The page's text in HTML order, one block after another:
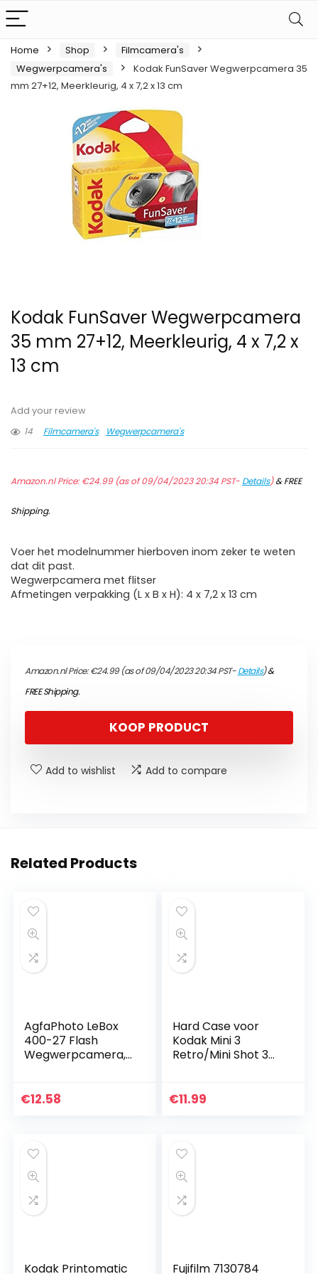
Home Shop
Filmcamera's
Wegwerpcamera's
Kodak FunSaver Wegwerpcamera 35
mm 27+12, Meerkleurig, 4 x 7,2 x 13 cm
Kodak FunSaver Wegwerpcamera
35 mm 27+12, Meerkleurig, 4 x 7,2 x
13 cm
Add your review
14
Filmcamera's Wegwerpcamera's
Amazon.nl Price:€24.99(as of 09/04/2023 20:34 PST- Details)&FREE
Shipping.
Voer het modelnummer hierboven inom zeker te weten
dat dit past.
Wegwerpcamera met flitser
Afmetingen verpakking (L x B x H): 4 x 7,2 x 13 cm
Amazon.nl Price:€24.99(as of 09/04/2023 20:34 PST-Details)&
FREE Shipping.
KOOP PRODUCT
Add to wishlist Add to compare
Related Products
AgfaPhoto LeBox
400-27 Flash
Wegwerpcamera,
€12.58
Hard Case voor
Kodak Mini 3
Retro/Mini Shot 3
Printer van Aenllosi.
€11.99
Kodak Printomatic Fujifilm 7130784